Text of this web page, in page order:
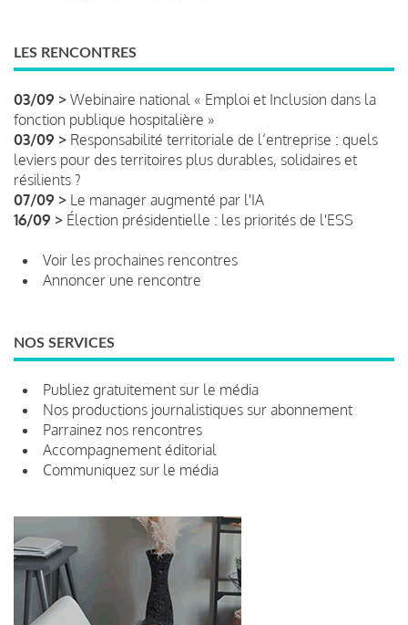
LES RENCONTRES
03/09 > Webinaire national « Emploi et Inclusion dans la
fonction publique hospitalière »
03/09 > Responsabilité territoriale de l’entreprise : quels
leviers pour des territoires plus durables, solidaires et
résilients ?
07/09 > Le manager augmenté par l'IA
16/09 > Élection présidentielle : les priorités de l'ESS
Voir les prochaines rencontres
Annoncer une rencontre
NOS SERVICES
Publiez gratuitement sur le média
Nos productions journalistiques sur abonnement
Parrainez nos rencontres
Accompagnement éditorial
Communiquez sur le média